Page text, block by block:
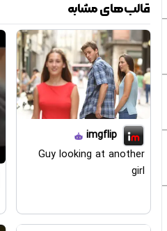
قالب‌های مشابه
imgflip
Guy looking at another
girl